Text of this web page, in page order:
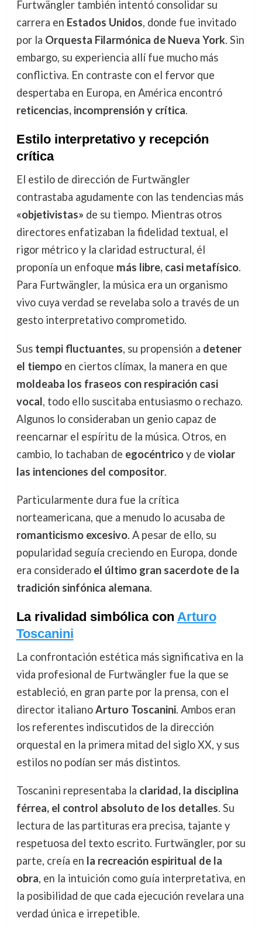
Furtwängler también intentó consolidar su
carrera en Estados Unidos, donde fue invitado
por la Orquesta Filarmónica de Nueva York. Sin
embargo, su experiencia allí fue mucho más
conflictiva. En contraste con el fervor que
despertaba en Europa, en América encontró
reticencias, incomprensión y crítica.
Estilo interpretativo y recepción
crítica
El estilo de dirección de Furtwängler
contrastaba agudamente con las tendencias más
«objetivistas» de su tiempo. Mientras otros
directores enfatizaban la fidelidad textual, el
rigor métrico y la claridad estructural, él
proponía un enfoque más libre, casi metafísico.
Para Furtwängler, la música era un organismo
vivo cuya verdad se revelaba solo a través de un
gesto interpretativo comprometido.
Sus tempi fluctuantes, su propensión a detener
el tiempoen ciertos clímax, la manera en que
moldeaba los fraseos con respiración casi
vocal, todo ello suscitaba entusiasmo o rechazo.
Algunos lo consideraban un genio capaz de
reencarnar el espíritu de la música. Otros, en
cambio, lo tachaban de egocéntricoy de violar
las intenciones del compositor.
Particularmente dura fue la crítica
norteamericana, que a menudo lo acusaba de
romanticismo excesivo. A pesar de ello, su
popularidad seguía creciendo en Europa, donde
era considerado el último gran sacerdote de la
tradición sinfónica alemana.
La rivalidad simbólica con Arturo
Toscanini
La confrontación estética más significativa en la
vida profesional de Furtwängler fue la que se
estableció, en gran parte por la prensa, con el
director italianoArturo Toscanini. Ambos eran
los referentes indiscutidos de la dirección
orquestal en la primera mitad del siglo XX, y sus
estilos no podían ser más distintos.
Toscanini representaba la claridad, la disciplina
férrea, el control absoluto de los detalles. Su
lectura de las partituras era precisa, tajante y
respetuosa del texto escrito. Furtwängler, por su
parte, creía en la recreación espiritual de la
obra, en la intuición como guía interpretativa, en
la posibilidad de que cada ejecución revelara una
verdad única e irrepetible.